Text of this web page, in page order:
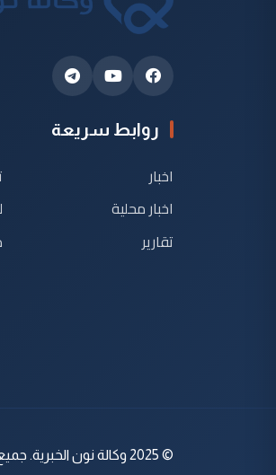
روابط سريعة
اخبار
اخبار محلية
تقارير
© 2025 وكالة نون الخبرية. جميع الحقوق محفوظة.